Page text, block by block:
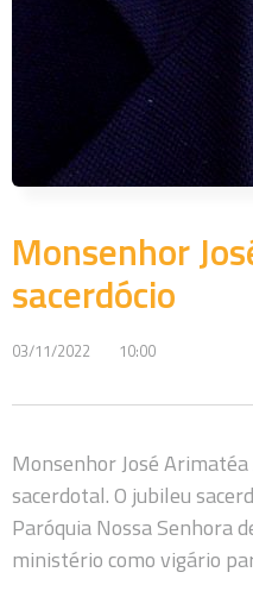
Monsenhor
sacerdócio
03/11/2022 10:00
Monsenhor José
sacerdotal. O jubileu
Paróquia Nossa Senhora
ministério como vigário